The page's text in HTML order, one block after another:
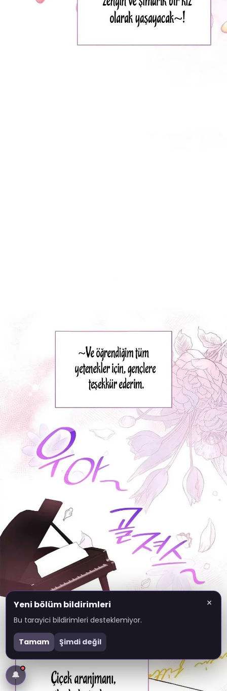
×
Yeni bölüm bildirimleri
Bu tarayici bildirimleri desteklemiyor.
Tamam Şimdi değil
🔔